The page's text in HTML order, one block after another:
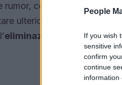
People
If you wish
sensitive
confirm
continue
information
rumor, con alcune
ulteriormente la casa.
eliminazione di uno tra